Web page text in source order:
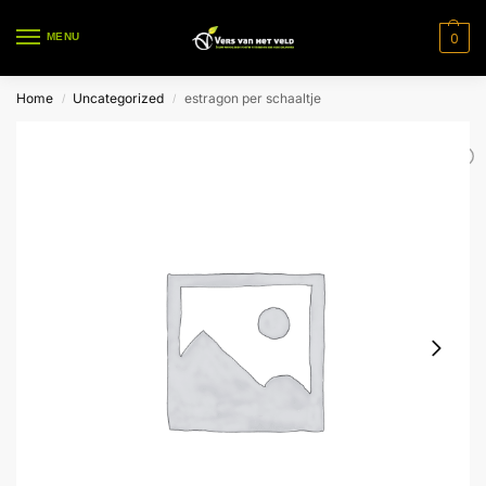
MENU 0
Home / Uncategorized / estragon per schaaltje